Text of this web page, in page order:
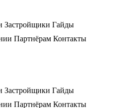
Застройщики Гайды
Партнёрам Контакты
Застройщики Гайды
Партнёрам Контакты